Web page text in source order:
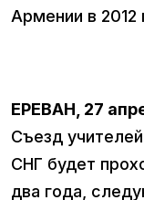
Армении в 2012
ЕРЕВАН, 27
Съезд
СНГ будет
два года,